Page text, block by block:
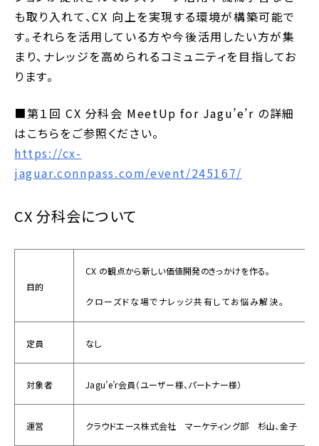
も取り入れて、CX 向上を実現する環境が構築可能で
す。それらを活用している方や今後活用したい方が集
まり、ナレッジを高められるコミュニティを目指してお
ります。
■第１回 CX 分科会 MeetUp for Jagu’e’r の詳細
はこちらをご参照ください。
https://cx-
jaguar.connpass.com/event/245167/
CX 分科会について
目的
CX の観点から新しい価値開発のきっかけを作る。
クローズドな場でナレッジ共有してお悩み解決。
定員 なし
対象者 Jagu’e’r会員（ユーザー様、パートナー様）
運営 クラウドエース株式会社 マーケティング部 杉山、金子